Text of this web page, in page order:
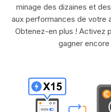
minage des dizaines et
aux performances de votre
Obtenez-en plus ! Activez
gagner